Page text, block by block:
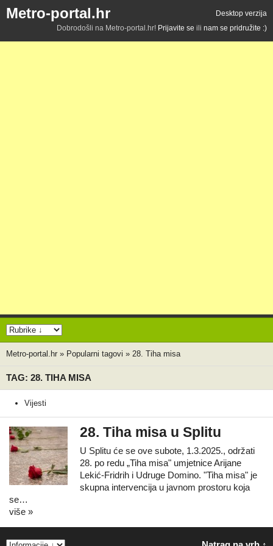
Metro-portal.hr
Desktop verzija
Dobrodošli na Metro-portal.hr! Prijavite se ili nam se pridružite :)
Metro-portal.hr » Popularni tagovi » 28. Tiha misa
TAG: 28. TIHA MISA
Vijesti
28. Tiha misa u Splitu
U Splitu će se ove subote, 1.3.2025., održati
28. po redu „Tiha misa" umjetnice Arijane
Lekić-Fridrih i Udruge Domino. "Tiha misa" je
skupna intervencija u javnom prostoru koja
se…
više »